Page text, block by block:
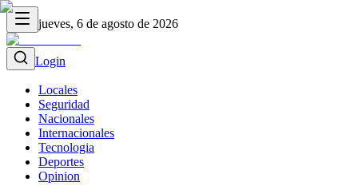
jueves, 6 de agosto de 2026
Login
Locales
Seguridad
Nacionales
Internacionales
Tecnologia
Deportes
Opinion